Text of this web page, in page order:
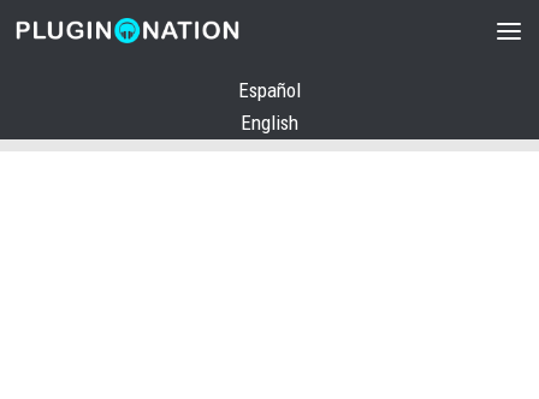
Saltar al contenido
Español
English